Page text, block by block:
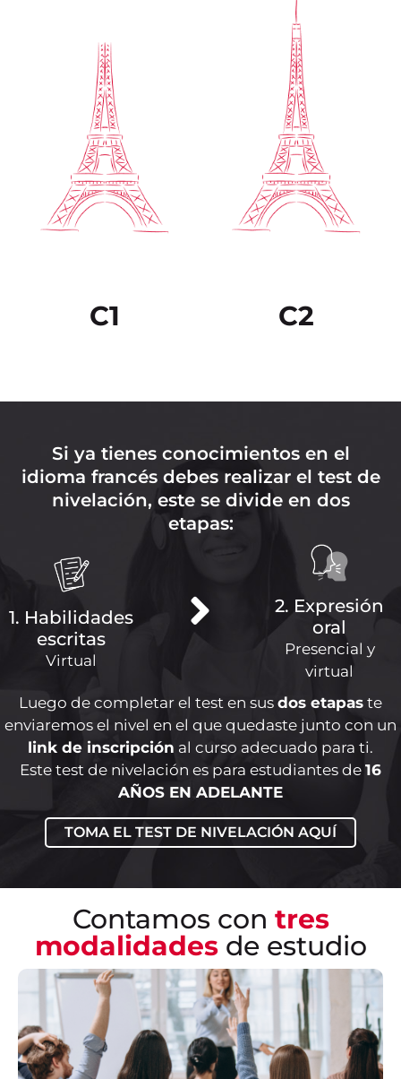
C1 C2
Si ya tienes conocimientos en el
idioma francés debes realizar el test de
nivelación, este se divide en dos
etapas:
1. Habilidades
escritas
Virtual
2. Expresión
oral
Presencial y
virtual
Luego de completar el test en sus dos etapas te
enviaremos el nivel en el que quedaste junto con un
link de inscripción al curso adecuado para ti.
Este test de nivelación es para estudiantes de 16
AÑOS EN ADELANTE
TOMA EL TEST DE NIVELACIÓN AQUÍ
Contamos con tres
modalidadesde estudio
PRESENCIAL
Asistirás a tus clases presenciales donde
y eficaz para el aprendizaje del idioma.
EN REMOTO
Estos cursos ofrecen flexibilidad de